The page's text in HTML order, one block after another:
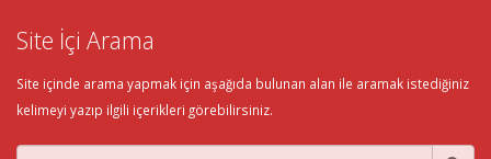
Site İçi Arama
Site içinde arama yapmak için aşağıda bulunan alan ile aramak istediğiniz
kelimeyi yazıp ilgili içerikleri görebilirsiniz.